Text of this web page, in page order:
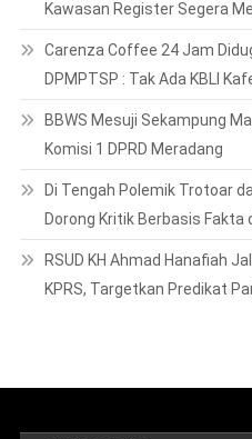
Kawasan Register Segera
Carenza Coffee 24 Jam
DPMPTSP : Tak Ada KBLI
BBWS Mesuji Sekampung
Komisi 1 DPRD Meradang
Di Tengah Polemik Trotoar
Dorong Kritik Berbasis Fakta
RSUD KH Ahmad Hanafiah
KPRS, Targetkan Predikat